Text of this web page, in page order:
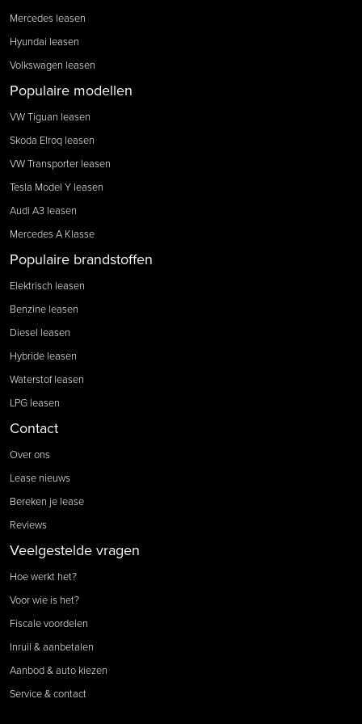
Mercedes leasen
Hyundai leasen
Volkswagen leasen
Populaire modellen
VW Tiguan leasen
Skoda Elroq leasen
VW Transporter leasen
Tesla Model Y leasen
Audi A3 leasen
Mercedes A Klasse
Populaire brandstoffen
Elektrisch leasen
Benzine leasen
Diesel leasen
Hybride leasen
Waterstof leasen
LPG leasen
Contact
Over ons
Lease nieuws
Bereken je lease
Reviews
Veelgestelde vragen
Hoe werkt het?
Voor wie is het?
Fiscale voordelen
Inruil & aanbetalen
Aanbod & auto kiezen
Service & contact